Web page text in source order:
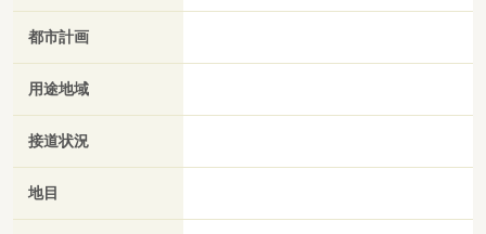
都市計画
用途地域
接道状況
地目